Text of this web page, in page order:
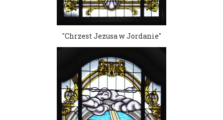
"Chrzest Jezusa w Jordanie"